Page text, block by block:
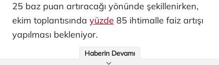
25 baz puan artıracağı yönünde şekillenirken,
ekim toplantısında yüzde 85 ihtimalle faiz artışı
yapılması bekleniyor.
Haberin Devamı